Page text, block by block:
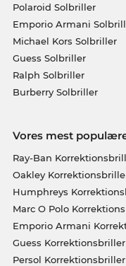
Polaroid Solbriller
Emporio Armani
Michael Kors Solbriller
Guess Solbriller
Ralph Solbriller
Burberry Solbriller
Vores mest
Ray-Ban
Oakley
Humphreys
Marc O Polo
Emporio Armani
Guess Korrektionsbriller
Persol Korrektionsbriller